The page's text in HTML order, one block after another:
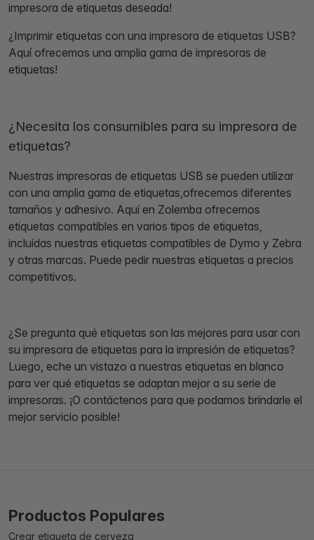
impresora de etiquetas deseada!
¿Imprimir etiquetas con una impresora de etiquetas USB?
Aquí ofrecemos una amplia gama de impresoras de
etiquetas!
¿Necesita los consumibles para su impresora de
etiquetas?
Nuestras impresoras de etiquetas USB se pueden utilizar
con una amplia gama de etiquetas,ofrecemos diferentes
tamaños y adhesivo. Aquí en Zolemba ofrecemos
etiquetas compatibles en varios tipos de etiquetas,
incluidas nuestras etiquetas compatibles de Dymo y Zebra
y otras marcas. Puede pedir nuestras etiquetas a precios
competitivos.
¿Se pregunta qué etiquetas son las mejores para usar con
su impresora de etiquetas para la impresión de etiquetas?
Luego, eche un vistazo a nuestras etiquetas en blanco
para ver qué etiquetas se adaptan mejor a su serie de
impresoras. ¡O contáctenos para que podamos brindarle el
mejor servicio posible!
Productos Populares
Crear etiqueta de cerveza